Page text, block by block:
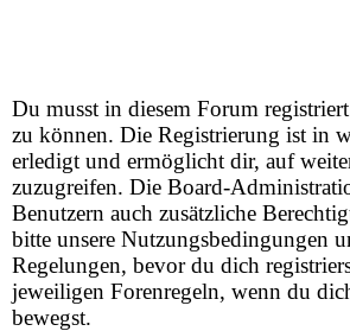
Du musst in diesem Forum
zu können. Die Registrierung ist in
erledigt und ermöglicht dir, auf
zuzugreifen. Die Board-
Benutzern auch zusätzliche
bitte unsere Nutzungsbedingungen
Regelungen, bevor du dich
jeweiligen Forenregeln, wenn du
bewegst.